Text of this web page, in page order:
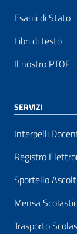
Esami di Stato
Libri di testo
Il nostro PTOF
SERVIZI
Interpelli
Registro
Sportello
Mensa
Trasporto